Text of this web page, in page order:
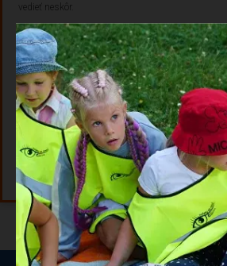
vedieť neskôr.
← SPÄŤ PODMIENKY